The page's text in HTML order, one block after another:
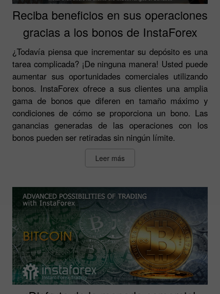
Reciba beneficios en sus operaciones
gracias a los bonos de InstaForex
¿Todavía piensa que incrementar su depósito es una
tarea complicada? ¡De ninguna manera! Usted puede
aumentar sus oportunidades comerciales utilizando
bonos. InstaForex ofrece a sus clientes una amplia
gama de bonos que diferen en tamaño máximo y
condiciones de cómo se proporciona un bono. Las
ganancias generadas de las operaciones con los
bonos pueden ser retiradas sin ningún límite.
Leer más